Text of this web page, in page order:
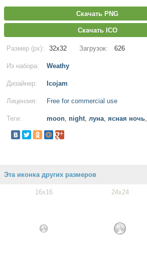
Скачать PNG
Скачать ICO
Размер (px): 32x32 Загрузок: 626
Из набора: Weathy
Дизайнер: Icojam
Лицензия: Free for commercial use
Теги: moon, night, луна, ясная ночь,
Эта иконка других размеров
16x16 24x24